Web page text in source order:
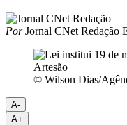
PorJornal CNet Redação
© Wilson Dias/
A-
A+